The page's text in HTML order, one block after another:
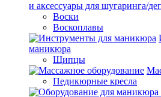
и аксессуары для шугаринга/
Воски
Воскоплавы
маникюра
Щипцы
Педикюрные кресла